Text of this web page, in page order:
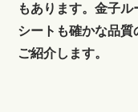
もあります。金子
シートも確かな品
ご紹介します。